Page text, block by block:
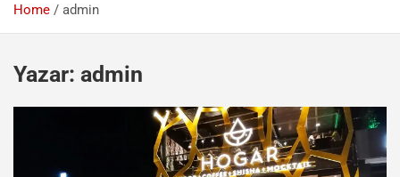
Home admin
Yazar: admin